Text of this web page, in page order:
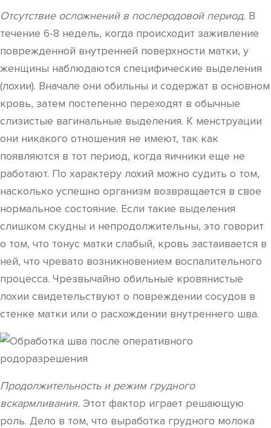
Отсутствие осложнений в послеродовой период. В
течение 6-8 недель, когда происходит заживление
поврежденной внутренней поверхности матки, у
женщины наблюдаются специфические выделения
(лохии). Вначале они обильны и содержат в основном
кровь, затем постепенно переходят в обычные
слизистые вагинальные выделения. К менструации
они никакого отношения не имеют, так как
появляются в тот период, когда яичники еще не
работают. По характеру лохий можно судить о том,
насколько успешно организм возвращается в свое
нормальное состояние. Если такие выделения
слишком скудны и непродолжительны, это говорит
о том, что тонус матки слабый, кровь застаивается в
ней, что чревато возникновением воспалительного
процесса. Чрезвычайно обильные кровянистые
лохии свидетельствуют о повреждении сосудов в
стенке матки или о расхождении внутреннего шва.
Продолжительность и режим грудного
вскармливания. Этот фактор играет решающую
роль. Дело в том, что выработка грудного молока